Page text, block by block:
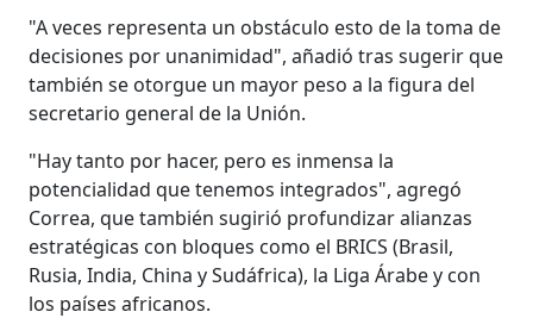
"A veces representa un obstáculo esto de la toma de
decisiones por unanimidad", añadió tras sugerir que
también se otorgue un mayor peso a la figura del
secretario general de la Unión.
"Hay tanto por hacer, pero es inmensa la
potencialidad que tenemos integrados", agregó
Correa, que también sugirió profundizar alianzas
estratégicas con bloques como el BRICS (Brasil,
Rusia, India, China y Sudáfrica), la Liga Árabe y con
los países africanos.